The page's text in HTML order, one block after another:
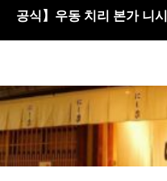
공식】우동 치리 본가 니